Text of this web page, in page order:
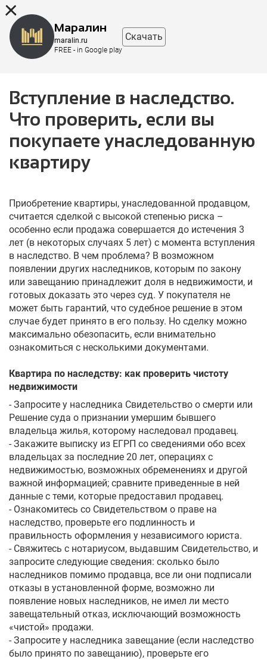
Вступление в наследство.
Что проверить, если вы
покупаете унаследованную
квартиру
Приобретение квартиры, унаследованной продавцом,
считается сделкой с высокой степенью риска –
особенно если продажа совершается до истечения 3
лет (в некоторых случаях 5 лет) с момента вступления
в наследство. В чем проблема? В возможном
появлении других наследников, которым по закону
или завещанию принадлежит доля в недвижимости, и
готовых доказать это через суд. У покупателя не
может быть гарантий, что судебное решение в этом
случае будет принято в его пользу. Но сделку можно
максимально обезопасить, если внимательно
ознакомиться с несколькими документами.
Квартира по наследству: как проверить чистоту
недвижимости
- Запросите у наследника Свидетельство о смерти или
Решение суда о признании умершим бывшего
владельца жилья, которому наследовал продавец.
- Закажите выписку из ЕГРП со сведениями обо всех
владельцах за последние 20 лет, операциях с
недвижимостью, возможных обременениях и другой
важной информацией; сравните приведенные в ней
данные с теми, которые предоставил продавец.
- Ознакомитесь со Свидетельством о праве на
наследство, проверьте его подлинность и
правильность оформления у независимого юриста.
- Свяжитесь с нотариусом, выдавшим Свидетельство, и
запросите следующие сведения: сколько было
наследников помимо продавца, все ли они подписали
отказы в установленной форме, возможно ли
появление новых наследников, не имел ли место
завещательный отказ, исключающий возможность
«чистой» продажи.
- Запросите у наследника завещание (если наследство
было принято по завещанию), проверьте его
Маралин
maralin.ru
FREE - in Google play
Скачать